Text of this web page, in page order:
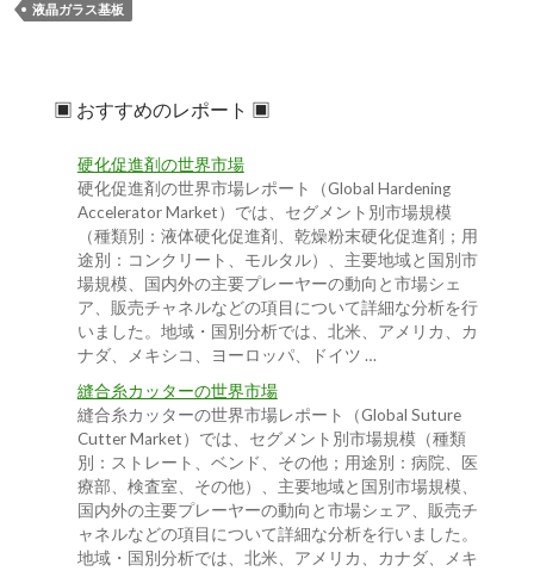
液晶ガラス基板
▣ おすすめのレポート ▣
硬化促進剤の世界市場
硬化促進剤の世界市場レポート（Global Hardening
Accelerator Market）では、セグメント別市場規模
（種類別：液体硬化促進剤、乾燥粉末硬化促進剤；用
途別：コンクリート、モルタル）、主要地域と国別市
場規模、国内外の主要プレーヤーの動向と市場シェ
ア、販売チャネルなどの項目について詳細な分析を行
いました。地域・国別分析では、北米、アメリカ、カ
ナダ、メキシコ、ヨーロッパ、ドイツ …
縫合糸カッターの世界市場
縫合糸カッターの世界市場レポート（Global Suture
Cutter Market）では、セグメント別市場規模（種類
別：ストレート、ベンド、その他；用途別：病院、医
療部、検査室、その他）、主要地域と国別市場規模、
国内外の主要プレーヤーの動向と市場シェア、販売チ
ャネルなどの項目について詳細な分析を行いました。
地域・国別分析では、北米、アメリカ、カナダ、メキ